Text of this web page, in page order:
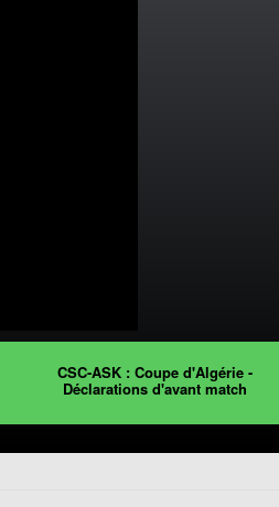
CSC-ASK : Coupe d'Algérie -
Déclarations d'avant match